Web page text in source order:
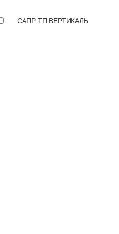
САПР ТП ВЕРТИКАЛЬ